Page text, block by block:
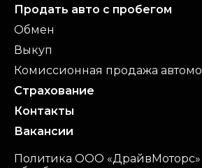
Продать авто с пробегом
Обмен
Выкуп
Комиссионная продажа
Страхование
Контакты
Вакансии
Политика ООО